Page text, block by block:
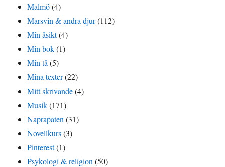
Malmö(4)
Marsvin & andra djur(112)
Min åsikt(4)
Min bok(1)
Min tå (5)
Mina texter(22)
Mitt skrivande(4)
Musik(171)
Naprapaten (31)
Novellkurs(3)
Pinterest(1)
Psykologi & religion (50)